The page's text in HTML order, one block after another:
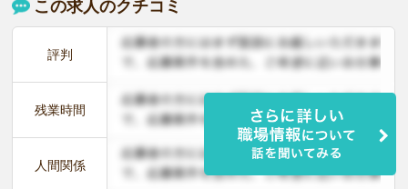
この求人のクチコミ
評判
残業時間
人間関係